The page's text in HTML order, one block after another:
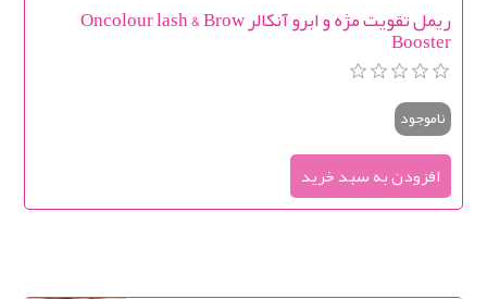
ریمل تقویت مژه و ابرو آنکالر Oncolour lash & Brow
Booster
ناموجود